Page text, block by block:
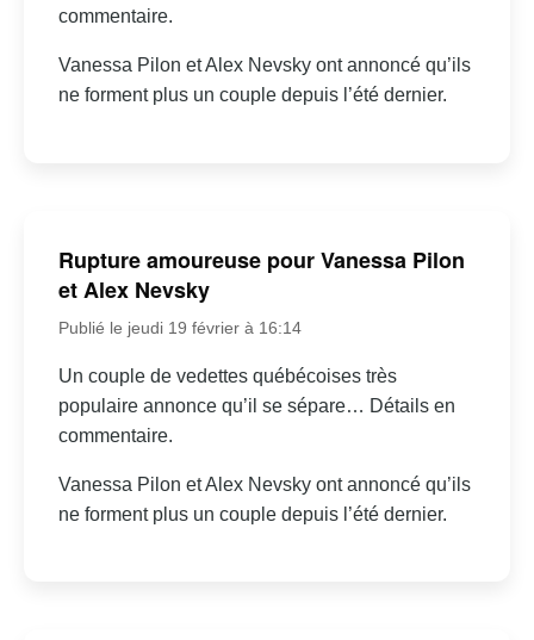
commentaire.
Vanessa Pilon et Alex Nevsky ont annoncé qu’ils
ne forment plus un couple depuis l’été dernier.
Rupture amoureuse pour Vanessa Pilon
et Alex Nevsky
Publié le jeudi 19 février à 16:14
Un couple de vedettes québécoises très
populaire annonce qu’il se sépare… Détails en
commentaire.
Vanessa Pilon et Alex Nevsky ont annoncé qu’ils
ne forment plus un couple depuis l’été dernier.